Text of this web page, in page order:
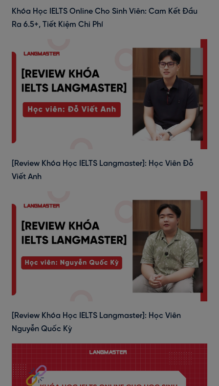
Khóa Học IELTS Online Cho Sinh Viên: Cam Kết Đầu
Ra 6.5+, Tiết Kiệm Chi Phí
[Review Khóa Học IELTS Langmaster]: Học Viên Đỗ
Viết Anh
[Review Khóa Học IELTS Langmaster]: Học Viên
Nguyễn Quốc Kỳ